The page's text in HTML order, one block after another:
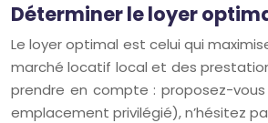
Déterminer le loyer
Le loyer optimal est celui qui
marché locatif local et des
prendre en compte : proposez-
emplacement privilégié), n’hésitez